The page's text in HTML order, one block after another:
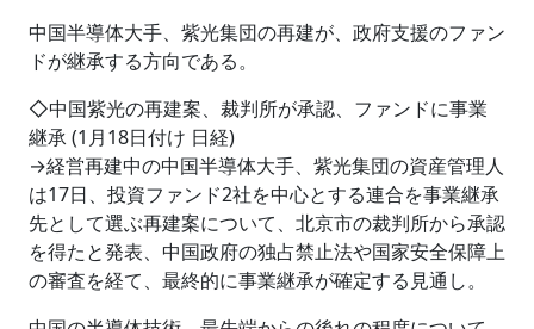
中国半導体大手、紫光集団の再建が、政府支援のファン
ドが継承する方向である。
◇中国紫光の再建案、裁判所が承認、ファンドに事業
継承 (1月18日付け 日経)
→経営再建中の中国半導体大手、紫光集団の資産管理人
は17日、投資ファンド2社を中心とする連合を事業継承
先として選ぶ再建案について、北京市の裁判所から承認
を得たと発表、中国政府の独占禁止法や国家安全保障上
の審査を経て、最終的に事業継承が確定する見通し。